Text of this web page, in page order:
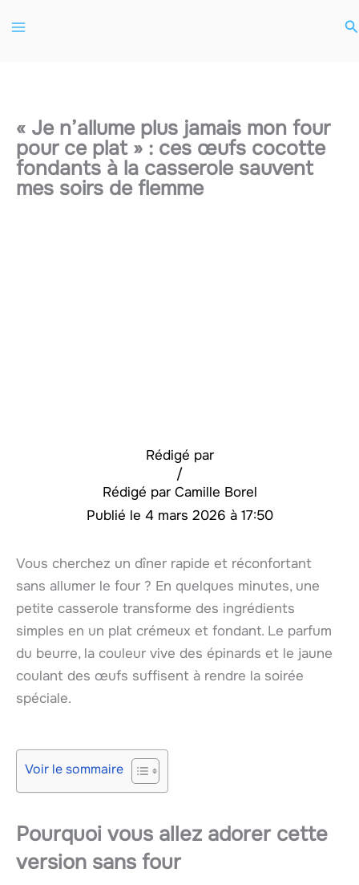
au
« Je n’allume plus jamais mon four
pour ce plat » : ces œufs cocotte
fondants à la casserole sauvent
mes soirs de flemme
Rédigé par
Camille Borel
/
4 mars 2026 à 17:50
Vous cherchez un dîner rapide et réconfortant
sans allumer le four ? En quelques minutes, une
petite casserole transforme des ingrédients
simples en un plat crémeux et fondant. Le parfum
du beurre, la couleur vive des épinards et le jaune
coulant des œufs suffisent à rendre la soirée
spéciale.
Voir le sommaire
Pourquoi vous allez adorer cette
version sans four